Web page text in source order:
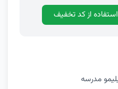
استفاده از کد تخفیف